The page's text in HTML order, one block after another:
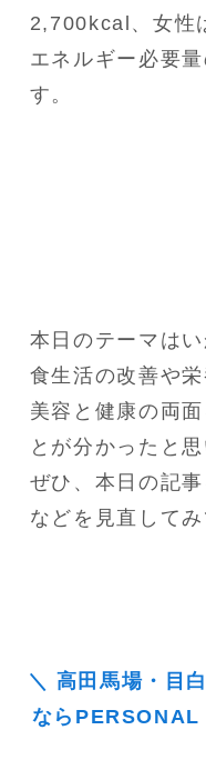
2,700kcal、女性
エネルギー必要
す。
本日のテーマは
食生活の改善や
美容と健康の両
とが分かったと思
ぜひ、本日の記
などを見直して
＼ 高田馬場・目
なら